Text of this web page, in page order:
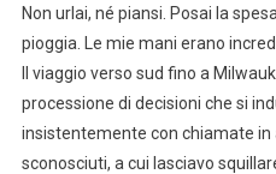
Non urlai, né piansi. Posai la
pioggia. Le mie mani erano
Il viaggio verso sud fino a
processione di decisioni che si
insistentemente con chiamate in
sconosciuti, a cui lasciavo